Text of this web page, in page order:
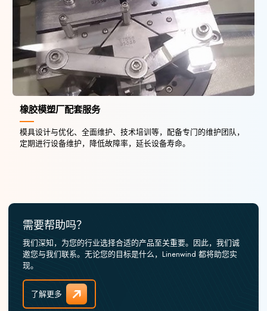
橡胶模塑厂配套服务
模具设计与优化、全面维护、技术培训等，配备专门的维护团队，
定期进行设备维护，降低故障率，延长设备寿命。
需要帮助吗？
我们深知，为您的行业选择合适的产品至关重要。因此，我们诚
邀您与我们联系。无论您的目标是什么，Linenwind 都将助您实
现。
了解更多